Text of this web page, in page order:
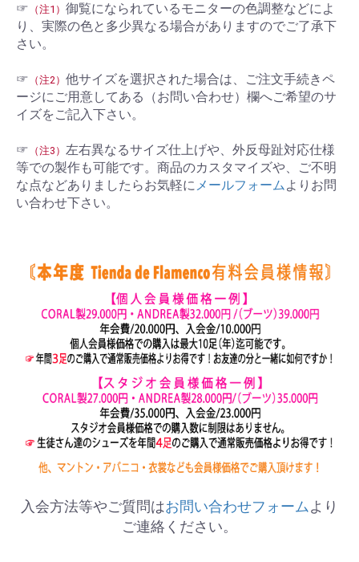
☞ （注1） 御覧になられているモニターの色調整などによ
り、実際の色と多少異なる場合がありますのでご了承下
さい。
☞ （注2） 他サイズを選択された場合は、ご注文手続きペ
ージにご用意してある（お問い合わせ）欄へご希望のサ
イズをご記入下さい。
☞ （注3） 左右異なるサイズ仕上げや、外反母趾対応仕様
等での製作も可能です。商品のカスタマイズや、ご不明
な点などありましたらお気軽にメールフォームよりお問
い合わせ下さい。
入会方法等やご質問はお問い合わせフォームより
ご連絡ください。